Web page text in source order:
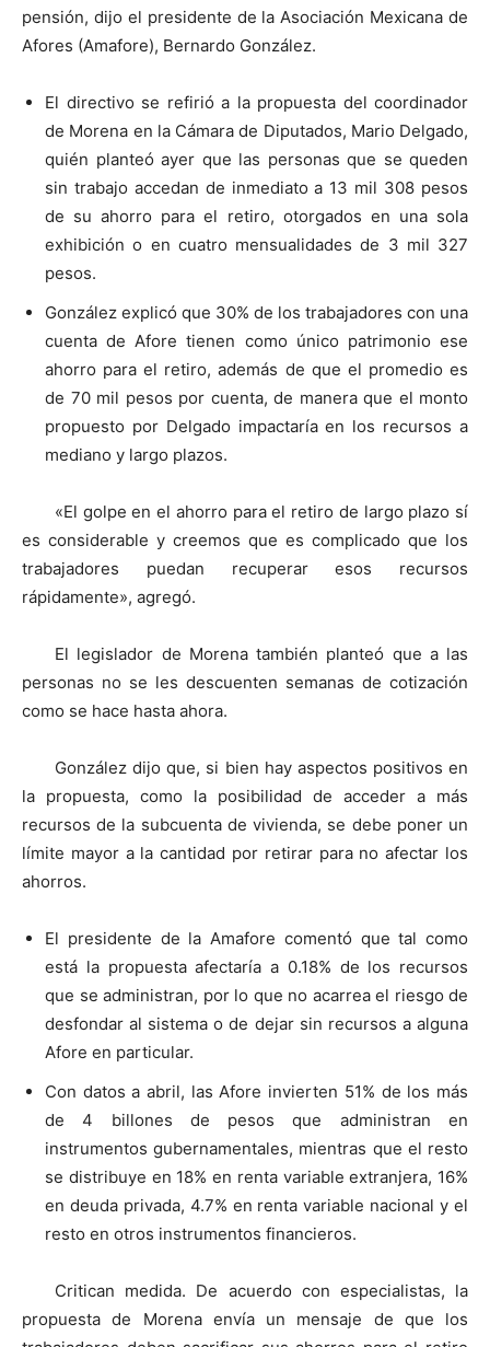
pensión, dijo el presidente de la Asociación Mexicana de
Afores (Amafore), Bernardo González.
El directivo se refirió a la propuesta del coordinador
de Morena en la Cámara de Diputados, Mario Delgado,
quién planteó ayer que las personas que se queden
sin trabajo accedan de inmediato a 13 mil 308 pesos
de su ahorro para el retiro, otorgados en una sola
exhibición o en cuatro mensualidades de 3 mil 327
pesos.
González explicó que 30% de los trabajadores con una
cuenta de Afore tienen como único patrimonio ese
ahorro para el retiro, además de que el promedio es
de 70 mil pesos por cuenta, de manera que el monto
propuesto por Delgado impactaría en los recursos a
mediano y largo plazos.
«El golpe en el ahorro para el retiro de largo plazo sí
es considerable y creemos que es complicado que los
trabajadores puedan recuperar esos recursos
rápidamente», agregó.
El legislador de Morena también planteó que a las
personas no se les descuenten semanas de cotización
como se hace hasta ahora.
González dijo que, si bien hay aspectos positivos en
la propuesta, como la posibilidad de acceder a más
recursos de la subcuenta de vivienda, se debe poner un
límite mayor a la cantidad por retirar para no afectar los
ahorros.
El presidente de la Amafore comentó que tal como
está la propuesta afectaría a 0.18% de los recursos
que se administran, por lo que no acarrea el riesgo de
desfondar al sistema o de dejar sin recursos a alguna
Afore en particular.
Con datos a abril, las Afore invierten 51% de los más
de 4 billones de pesos que administran en
instrumentos gubernamentales, mientras que el resto
se distribuye en 18% en renta variable extranjera, 16%
en deuda privada, 4.7% en renta variable nacional y el
resto en otros instrumentos financieros.
Critican medida. De acuerdo con especialistas, la
propuesta de Morena envía un mensaje de que los